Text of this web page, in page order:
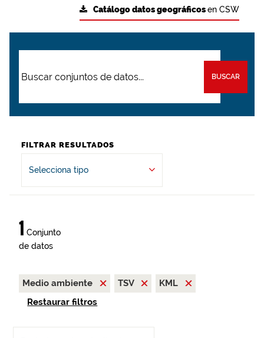
Catálogo datos geográficosen CSW
BUSCAR
FILTRAR RESULTADOS
Selecciona tipo
1 Conjunto
de datos
Medio ambiente TSV
KML
Restaurar filtros